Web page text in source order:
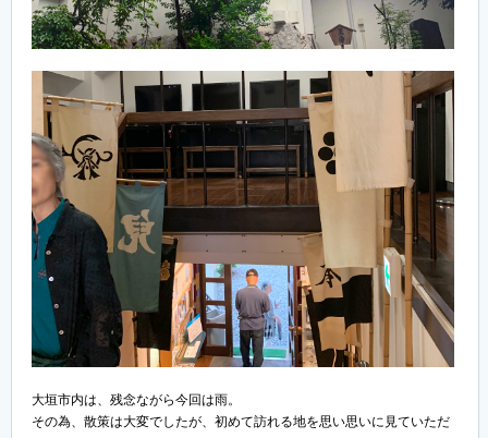
大垣市内は、残念ながら今回は雨。
その為、散策は大変でしたが、初めて訪れる地を思い思いに見ていただ